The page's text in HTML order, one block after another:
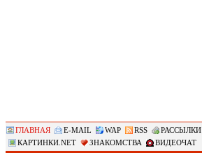
ГЛАВНАЯ E-MAIL WAP RSS РАССЫЛКИ
КАРТИНКИ.NET
ЗНАКОМСТВА ВИДЕОЧАТ